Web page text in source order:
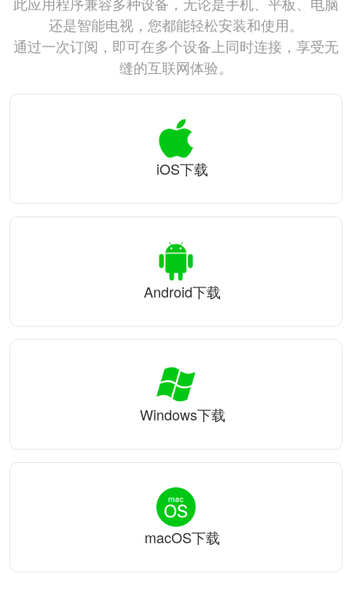
还是智能电视，您都能轻松安装和使用。
通过一次订阅，即可在多个设备上同时连接，享受无
缝的互联网体验。
iOS下载
Android下载
Windows下载
macOS下载